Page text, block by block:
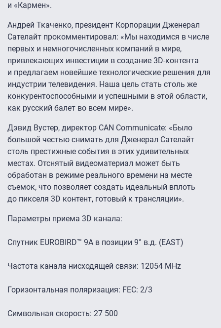
и «Кармен».
Андрей Ткаченко, президент Корпорации Дженерал
Сателайт прокомментировал: «Мы находимся в числе
первых и немногочисленных компаний в мире,
привлекающих инвестиции в создание 3D-контента
и предлагаем новейшие технологические решения для
индустрии телевидения. Наша цель стать столь же
конкурентоспособными и успешными в этой области,
как русский балет во всем мире».
Дэвид Вустер, директор CAN Communicate: «Было
большой честью снимать для Дженерал Сателайт
столь престижные события в этих удивительных
местах. Отснятый видеоматериал может быть
обработан в режиме реального времени на месте
съемок, что позволяет создать идеальный вплоть
до пикселя 3D контент, готовый к трансляции».
Параметры приема 3D канала:
Спутник EUROBIRD™ 9A в позиции 9° в.д. (EAST)
Частота канала нисходящей связи: 12054 MHz
Горизонтальная поляризация: FEC: 2/3
Символьная скорость: 27 500